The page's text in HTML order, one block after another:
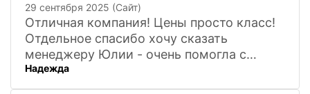
29 сентября 2025 (Сайт)
Отличная компания! Цены просто класс!
Отдельное спасибо хочу сказать
менеджеру Юлии - очень помогла с
покупкой и доставкой сувенирных
фигурок! Буду ждать новинок и покупать
Надежда